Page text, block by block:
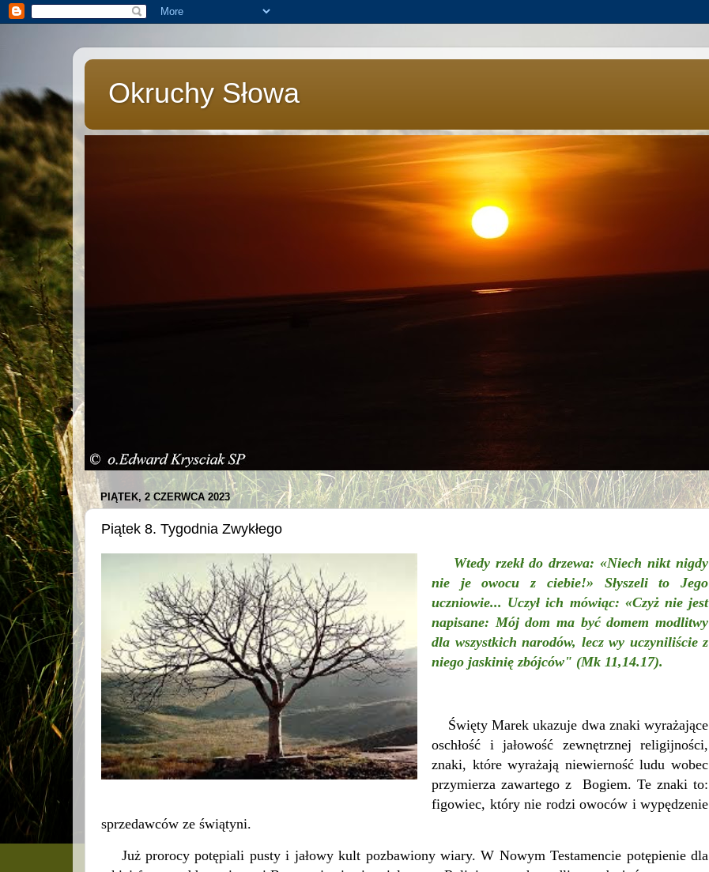
Okruchy Słowa
PIĄTEK, 2 CZERWCA 2023
Piątek 8. Tygodnia Zwykłego
Wtedy rzekł do drzewa: «Niech nikt nigdy
nie je owocu z ciebie!» Słyszeli to Jego
uczniowie... Uczył ich mówiąc: «Czyż nie jest
napisane: Mój dom ma być domem modlitwy
dla wszystkich narodów, lecz wy uczyniliście z
niego jaskinię zbójców" (Mk 11,14.17).
Święty Marek ukazuje dwa znaki wyrażające
oschłość i jałowość zewnętrznej religijności,
znaki, które wyrażają niewierność ludu wobec
przymierza zawartego z Bogiem. Te znaki to:
figowiec, który nie rodzi owoców i wypędzenie
sprzedawców ze świątyni.
Już prorocy potępiali pusty i jałowy kult pozbawiony wiary. W Nowym Testamencie potępienie dla